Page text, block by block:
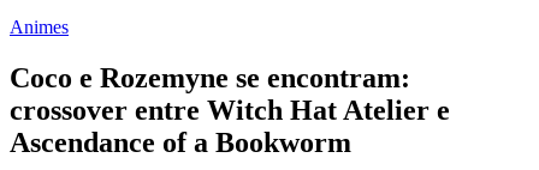
Animes
Coco e Rozemyne se encontram:
crossover entre Witch Hat Atelier e
Ascendance of a Bookworm